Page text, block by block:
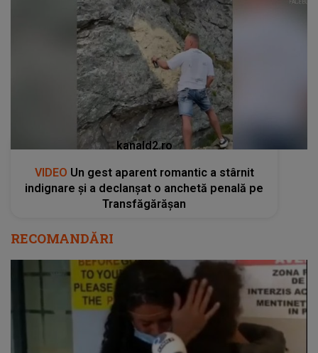
kanald2.ro
VIDEO Un gest aparent romantic a stârnit
indignare și a declanșat o anchetă penală pe
Transfăgărășan
RECOMANDĂRI